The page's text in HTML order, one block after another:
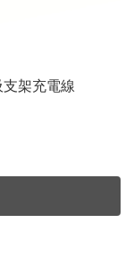
支架充電線